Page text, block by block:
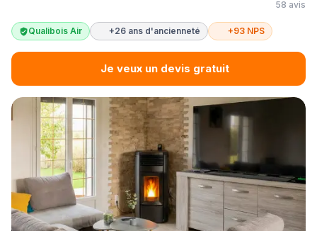
58 avis
Qualibois Air +26 ans d'ancienneté +93 NPS
Je veux un devis gratuit